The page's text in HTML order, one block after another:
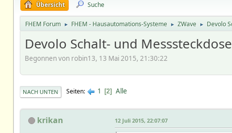
Übersicht Suche
FHEM Forum ► FHEM - Hausautomations-Systeme ► ZWave ► Devolo
Devolo Schalt- und Messsteckdose
Begonnen von robin13, 13 Mai 2015, 21:30:22
NACH UNTEN Seiten 1 2 Alle
krikan 12 Juli 2015, 22:07:07